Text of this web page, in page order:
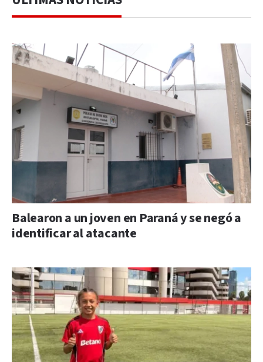
Balearon a un joven en Paraná y se negó a
identificar al atacante